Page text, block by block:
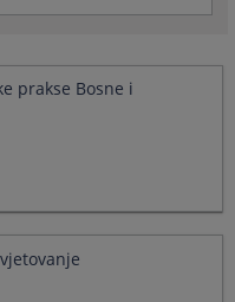
prakse Bosne i